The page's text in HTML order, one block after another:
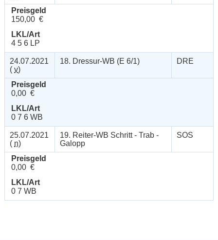
Preisgeld
150,00 €
LKL/Art
4 5 6 LP
24.07.2021
( v)
18. Dressur-WB (E 6/1) DRE
Preisgeld
0,00 €
LKL/Art
0 7 6 WB
25.07.2021
( n)
19. Reiter-WB Schritt - Trab -
Galopp
SOS
Preisgeld
0,00 €
LKL/Art
0 7 WB